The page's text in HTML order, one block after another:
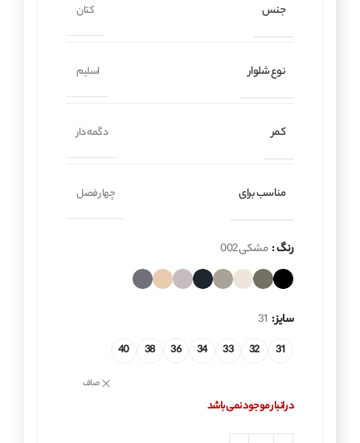
جنس کتان
نوع شلوار اسلیم
کمر دگمه دار
مناسب برای چهار فصل
رنگ مشکی 002
سایز 31
31
32
33
34
36
38
40
صاف
در انبار موجود نمی باشد